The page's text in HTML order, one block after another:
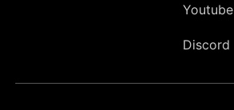
Youtube
Discord